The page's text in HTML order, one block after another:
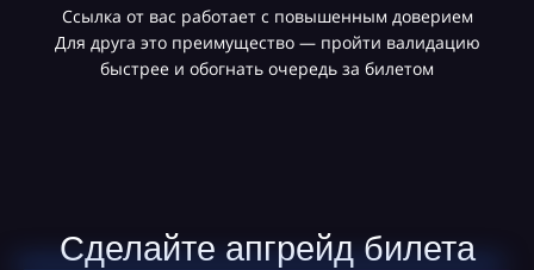
Ссылка от вас работает с повышенным доверием
Для друга это преимущество — пройти валидацию
быстрее и обогнать очередь за билетом
Сделайте апгрейд билета